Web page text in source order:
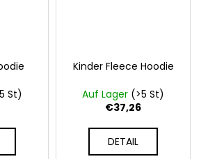
St)
Kinder Fleece Hoodie
Auf Lager (>5 St)
€37,26
DETAIL